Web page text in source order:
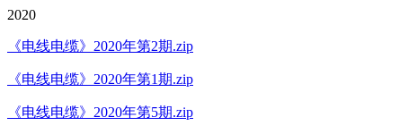
2020
《电线电缆》2020年第2期.zip
《电线电缆》2020年第1期.zip
《电线电缆》2020年第5期.zip